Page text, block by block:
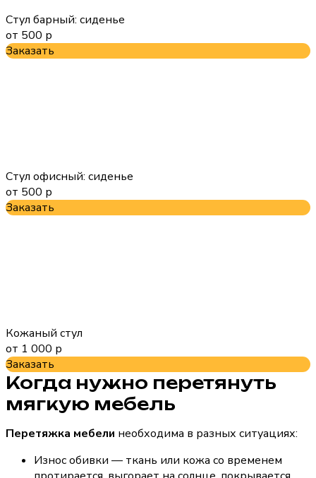
Стул барный: сиденье
от 500 р
Заказать
Стул офисный: сиденье
от 500 р
Заказать
Кожаный стул
от 1 000 р
Заказать
Когда нужно перетянуть
мягкую мебель
Перетяжка мебели необходима в разных ситуациях:
Износ обивки — ткань или кожа со временем